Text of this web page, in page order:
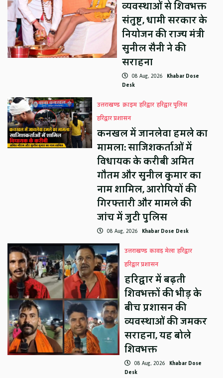
व्यवस्थाओं से शिवभक्त
संतुष्ट, धामी सरकार के
नियोजन की राज्य मंत्री
सुनील सैनी ने की
सराहना
08 Aug, 2026 Khabar Dose
Desk
उत्तराखण्ड क्राइम हरिद्वार हरिद्वार पुलिस
हरिद्वार प्रशासन
कनखल में जानलेवा हमले का
मामला: साजिशकर्ताओं में
विधायक के करीबी अमित
गौतम और सुनील कुमार का
नाम शामिल, आरोपियों की
गिरफ्तारी और मामले की
जांच में जुटी पुलिस
08 Aug, 2026 Khabar Dose Desk
उत्तराखण्ड कावड़ मेला हरिद्वार
हरिद्वार प्रशासन
हरिद्वार में बढ़ती
शिवभक्तों की भीड़ के
बीच प्रशासन की
व्यवस्थाओं की जमकर
सराहना, यह बोले
शिवभक्त
08 Aug, 2026 Khabar Dose
Desk